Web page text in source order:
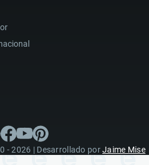
- 2026 | Desarrollado porJaime Mise